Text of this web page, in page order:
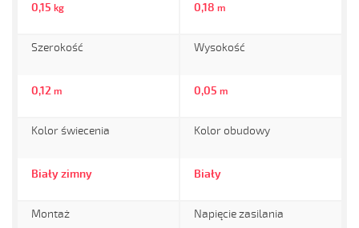
0,15 kg 0,18 m
Szerokość
0,12 m
Wysokość
0,05 m
Kolor świecenia
Biały zimny
Kolor obudowy
Biały
Montaż Napięcie zasilania